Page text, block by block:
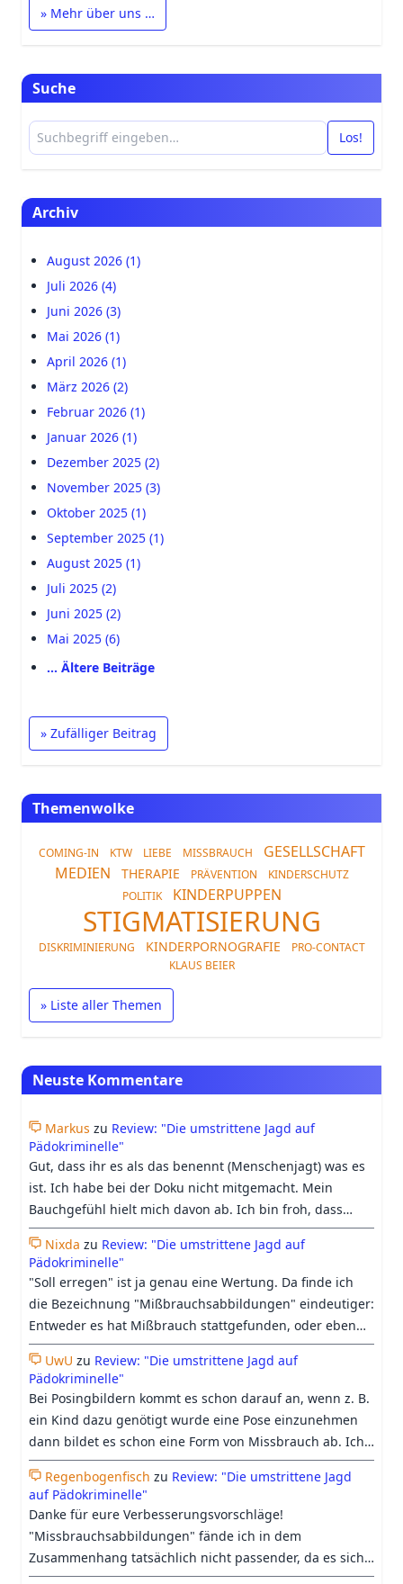
» Mehr über uns …
Suche
Los!
Archiv
August 2026 (1)
Juli 2026 (4)
Juni 2026 (3)
Mai 2026 (1)
April 2026 (1)
März 2026 (2)
Februar 2026 (1)
Januar 2026 (1)
Dezember 2025 (2)
November 2025 (3)
Oktober 2025 (1)
September 2025 (1)
August 2025 (1)
Juli 2025 (2)
Juni 2025 (2)
Mai 2025 (6)
… Ältere Beiträge
» Zufälliger Beitrag
Themenwolke
COMING-IN KTW LIEBE MISSBRAUCH
GESELLSCHAFT
MEDIEN
THERAPIE PRÄVENTION
KINDERSCHUTZ
POLITIK
KINDERPUPPEN
STIGMATISIERUNG
DISKRIMINIERUNG KINDERPORNOGRAFIE
PRO-CONTACT
KLAUS BEIER
» Liste aller Themen
Neuste Kommentare
Markus zu Review: "Die umstrittene Jagd auf
Pädokriminelle"
Gut, dass ihr es als das benennt (Menschenjagt) was es
ist. Ich habe bei der Doku nicht mitgemacht. Mein
Bauchgefühl hielt mich davon ab. Ich bin froh, dass
Georgs Differenzierung trotzdem etwas Raum in der
Doku bekommen hat.
Nixda zu Review: "Die umstrittene Jagd auf
Pädokriminelle"
"Soll erregen" ist ja genau eine Wertung. Da finde ich
die Bezeichnung "Mißbrauchsabbildungen" eindeutiger:
Entweder es hat Mißbrauch stattgefunden, oder eben
nicht. Beim heutigen Verständnis vom Begriff
"Kinderpornographie", geht es längst nicht mehr nur
ums "erregen sollen", sondern darum, ob es einen
Pädophilen irgendwie erregen könnte, was auch
zunehmend harmloses Material oder medizinische
UwU zu Review: "Die umstrittene Jagd auf
Pädokriminelle"
Bei Posingbildern kommt es schon darauf an, wenn z. B.
ein Kind dazu genötigt wurde eine Pose einzunehmen
dann bildet es schon eine Form von Missbrauch ab. Ich
denke das immer mehr bei "Kinderpornografie"
mittlerweile auch an Fiktion glauben was wir insb. der KI
und den Berichterstattungen dazu zu verdanken haben.
Regenbogenfisch zu Review: "Die umstrittene Jagd
auf Pädokriminelle"
Danke für eure Verbesserungsvorschläge!
"Missbrauchsabbildungen" fände ich in dem
Zusammenhang tatsächlich nicht passender, da es sich
dabei nicht um ein Synonym für Kinderpornografie,